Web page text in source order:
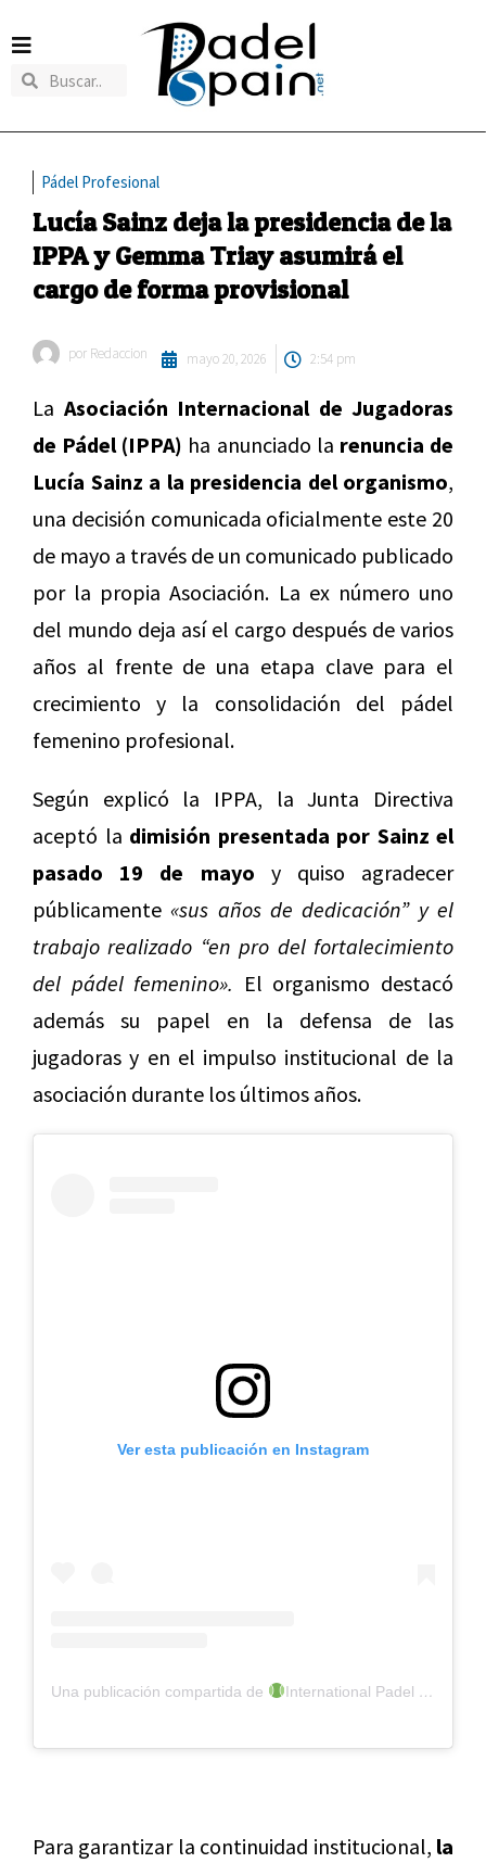
Pádel Profesional
Lucía Sainz deja la presidencia de la
IPPA y Gemma Triay asumirá el
cargo de forma provisional
por Redaccion mayo 20, 2026 2:54 pm
La Asociación Internacional de Jugadoras
de Pádel (IPPA) ha anunciado la renuncia de
Lucía Sainz a la presidencia del organismo,
una decisión comunicada oficialmente este 20
de mayo a través de un comunicado publicado
por la propia Asociación. La ex número uno
del mundo deja así el cargo después de varios
años al frente de una etapa clave para el
crecimiento y la consolidación del pádel
femenino profesional.
Según explicó la IPPA, la Junta Directiva
aceptó la dimisión presentada por Sainz el
pasado 19 de mayo y quiso agradecer
públicamente«sus años de dedicación” y el
trabajo realizado “en pro del fortalecimiento
del pádel femenino». El organismo destacó
además su papel en la defensa de las
jugadoras y en el impulso institucional de la
asociación durante los últimos años.
Ver esta publicación en Instagram
Una publicación compartida de International Padel Players Association (@ippapadel)
Para garantizar la continuidad institucional, la